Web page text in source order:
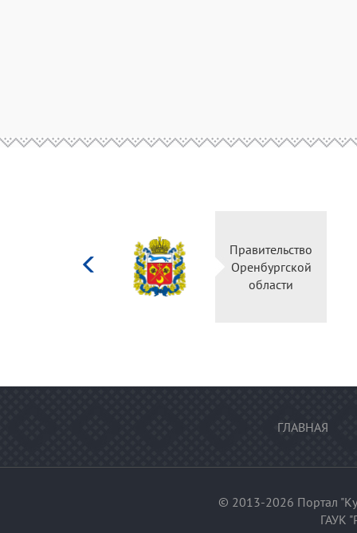
Правительство
Оренбургской
области
ГЛАВНАЯ
© 2013-2026 Портал
ГАУК